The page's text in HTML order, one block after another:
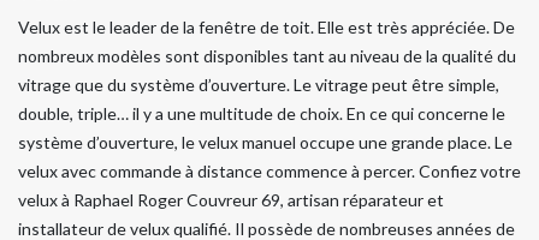
Velux est le leader de la fenêtre de toit. Elle est très appréciée. De
nombreux modèles sont disponibles tant au niveau de la qualité du
vitrage que du système d’ouverture. Le vitrage peut être simple,
double, triple… il y a une multitude de choix. En ce qui concerne le
système d’ouverture, le velux manuel occupe une grande place. Le
velux avec commande à distance commence à percer. Confiez votre
velux à Raphael Roger Couvreur 69, artisan réparateur et
installateur de velux qualifié. Il possède de nombreuses années de